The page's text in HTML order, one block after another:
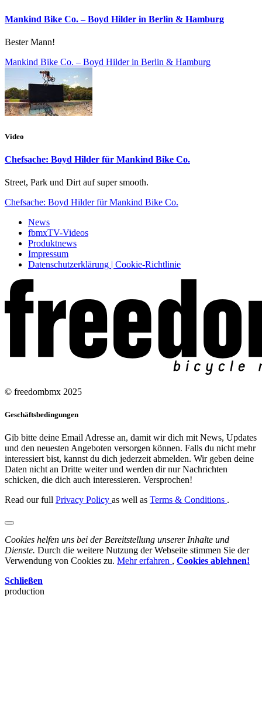
Mankind Bike Co. – Boyd Hilder in Berlin & Hamburg
Bester Mann!
Mankind Bike Co. – Boyd Hilder in Berlin & Hamburg
Video
Chefsache: Boyd Hilder für Mankind Bike Co.
Street, Park und Dirt auf super smooth.
Chefsache: Boyd Hilder für Mankind Bike Co.
News
fbmxTV-Videos
Produktnews
Impressum
Datenschutzerklärung | Cookie-Richtlinie
© freedombmx 2025
Geschäftsbedingungen
Gib bitte deine Email Adresse an, damit wir dich mit News, Updates
und den neuesten Angeboten versorgen können. Falls du nicht mehr
interessiert bist, kannst du dich jederzeit abmelden. Wir geben deine
Daten nicht an Dritte weiter und werden dir nur Nachrichten
schicken, die dich auch interessieren. Versprochen!
Read our full Privacy Policy as well as Terms & Conditions .
Cookies helfen uns bei der Bereitstellung unserer Inhalte und
Dienste. Durch die weitere Nutzung der Webseite stimmen Sie der
Verwendung von Cookies zu. Mehr erfahren , Cookies ablehnen!
Schließen
production